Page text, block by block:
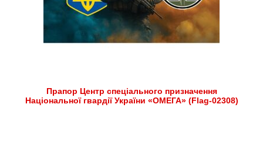
Прапор Центр спеціального призначення
Національної гвардії України «ОМЕГА» (Flag-02308)